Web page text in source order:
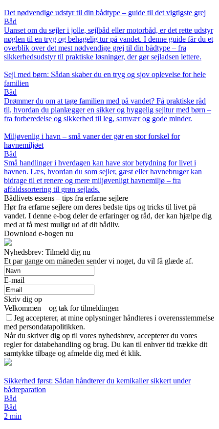
Det nødvendige udstyr til din bådtype – guide til det vigtigste grej
Båd
Uanset om du sejler i jolle, sejlbåd eller motorbåd, er det rette udstyr
nøglen til en tryg og behagelig tur på vandet. I denne guide får du et
overblik over det mest nødvendige grej til din bådtype – fra
sikkerhedsudstyr til praktiske løsninger, der gør sejladsen lettere.
Sejl med børn: Sådan skaber du en tryg og sjov oplevelse for hele
familien
Båd
Drømmer du om at tage familien med på vandet? Få praktiske råd
til, hvordan du planlægger en sikker og hyggelig sejltur med børn –
fra forberedelse og sikkerhed til leg, samvær og gode minder.
Miljøvenlig i havn – små vaner der gør en stor forskel for
havnemiljøet
Båd
Små handlinger i hverdagen kan have stor betydning for livet i
havnen. Læs, hvordan du som sejler, gæst eller havnebruger kan
bidrage til et renere og mere miljøvenligt havnemiljø – fra
affaldssortering til grøn sejlads.
Bådlivets essens – tips fra erfarne sejlere
Hør fra erfarne sejlere om deres bedste tips og tricks til livet på
vandet. I denne e-bog deler de erfaringer og råd, der kan hjælpe dig
med at få mest muligt ud af dit bådliv.
Download e-bogen nu
Nyhedsbrev: Tilmeld dig nu
Et par gange om måneden sender vi noget, du vil få glæde af.
E-mail
Skriv dig op
Velkommen – og tak for tilmeldingen
Jeg accepterer, at mine oplysninger håndteres i overensstemmelse
med persondatapolitikken.
Når du skriver dig op til vores nyhedsbrev, accepterer du vores
regler for databehandling og brug. Du kan til enhver tid trække dit
samtykke tilbage og afmelde dig med ét klik.
Sikkerhed først: Sådan håndterer du kemikalier sikkert under
bådreparation
Båd
Båd
2 min